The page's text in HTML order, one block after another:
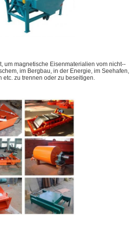
um magnetische Eisenmaterialien vom nicht--
im Bergbau, in der Energie, im Seehafen,
etc. zu trennen oder zu beseitigen.